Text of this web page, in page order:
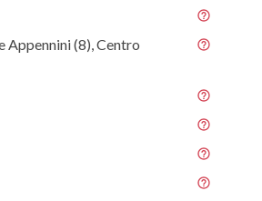
Appennini (8), Centro